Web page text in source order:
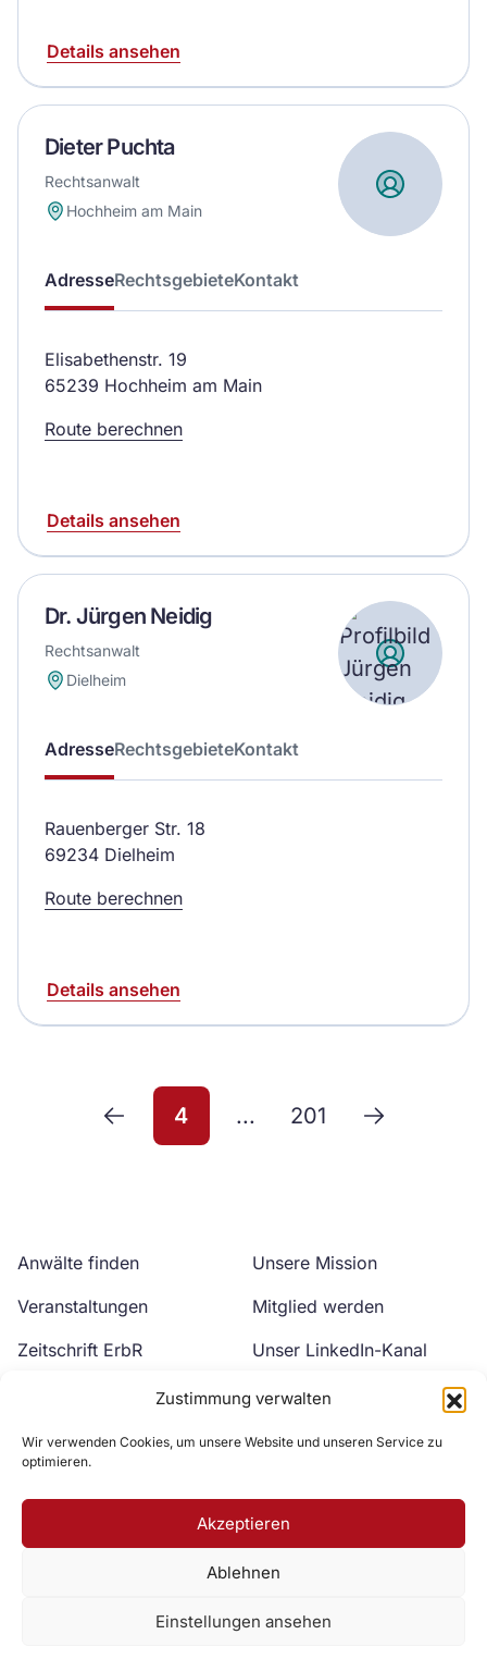
Zustimmung verwalten
Wir verwenden Cookies, um unsere Website und unseren Service zu
optimieren.
Akzeptieren
Ablehnen
Einstellungen ansehen
Details ansehen
Dieter Puchta
Rechtsanwalt
Hochheim am Main
AdresseRechtsgebieteKontakt
Elisabethenstr. 19
65239 Hochheim am Main
Route berechnen
Details ansehen
Dr. Jürgen Neidig
Rechtsanwalt
Dielheim
AdresseRechtsgebieteKontakt
Rauenberger Str. 18
69234 Dielheim
Route berechnen
Details ansehen
4 ... 201
Anwälte finden
Veranstaltungen
Zeitschrift ErbR
Unsere Mission
Mitglied werden
Unser LinkedIn-Kanal
Unser YouTube-Kanal
Zur DAV Webseite